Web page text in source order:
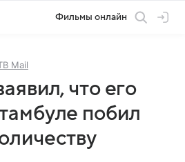
Фильмы онлайн
Mail
что его
побил